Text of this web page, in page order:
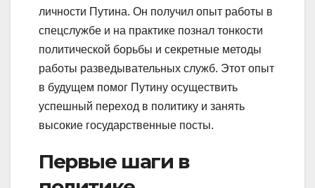
личности Путина. Он получил опыт работы в
спецслужбе и на практике познал тонкости
политической борьбы и секретные методы
работы разведывательных служб. Этот опыт
в будущем помог Путину осуществить
успешный переход в политику и занять
высокие государственные посты.
Первые шаги в